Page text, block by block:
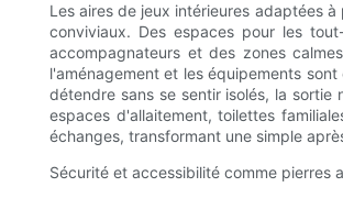
Les aires de jeux intérieures adaptées
conviviaux. Des espaces pour les
accompagnateurs et des zones
l'aménagement et les équipements
détendre sans se sentir isolés, la sortie
espaces d'allaitement, toilettes
échanges, transformant une simple
Sécurité et accessibilité comme pierres